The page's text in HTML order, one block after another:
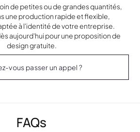
de petites ou de grandes quantités,
une production rapide et flexible,
à l'identité de votre entreprise.
aujourd'hui pour une proposition de
design gratuite.
vous passer un appel ?
FAQs